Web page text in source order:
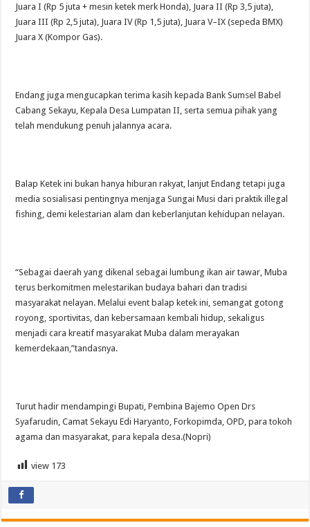
Juara I (Rp 5 juta + mesin ketek merk Honda), Juara II (Rp 3,5 juta),
Juara III (Rp 2,5 juta), Juara IV (Rp 1,5 juta), Juara V–IX (sepeda BMX)
Juara X (Kompor Gas).
Endang juga mengucapkan terima kasih kepada Bank Sumsel Babel
Cabang Sekayu, Kepala Desa Lumpatan II, serta semua pihak yang
telah mendukung penuh jalannya acara.
Balap Ketek ini bukan hanya hiburan rakyat, lanjut Endang tetapi juga
media sosialisasi pentingnya menjaga Sungai Musi dari praktik illegal
fishing, demi kelestarian alam dan keberlanjutan kehidupan nelayan.
“Sebagai daerah yang dikenal sebagai lumbung ikan air tawar, Muba
terus berkomitmen melestarikan budaya bahari dan tradisi
masyarakat nelayan. Melalui event balap ketek ini, semangat gotong
royong, sportivitas, dan kebersamaan kembali hidup, sekaligus
menjadi cara kreatif masyarakat Muba dalam merayakan
kemerdekaan,”tandasnya.
Turut hadir mendampingi Bupati, Pembina Bajemo Open Drs
Syafarudin, Camat Sekayu Edi Haryanto, Forkopimda, OPD, para tokoh
agama dan masyarakat, para kepala desa.(Nopri)
view 173